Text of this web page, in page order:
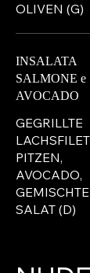
OLIVEN (G)
INSALATA
SALMONE e
AVOCADO
GEGRILLTE
PITZEN,
AVOCADO,
SALAT (D)